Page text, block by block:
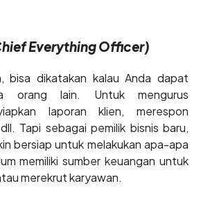
Everything Officer)
bisa dikatakan kalau Anda dapat
orang lain. Untuk mengurus
laporan klien, merespon
Tapi sebagai pemilik bisnis baru,
bersiap untuk melakukan apa-apa
memiliki sumber keuangan untuk
merekrut karyawan.